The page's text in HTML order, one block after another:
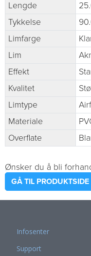
Lengde
Tykkelse
Limfarge
Lim
Effekt
Kvalitet
Limtype
Materiale
Overflate
Ønsker du å bli
GÅ TIL PRODUKTSIDE
Infosenter
Support